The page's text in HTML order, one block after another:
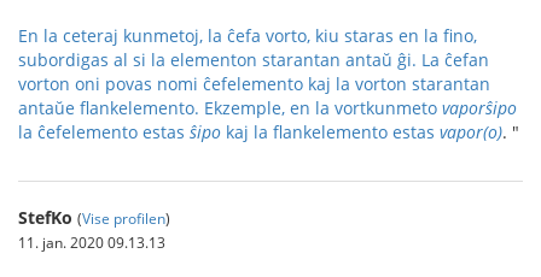
En la ceteraj kunmetoj, la ĉefa vorto, kiu staras en la fino,
subordigas al si la elementon starantan antaŭ ĝi. La ĉefan
vorton oni povas nomi ĉefelemento kaj la vorton starantan
antaŭe flankelemento. Ekzemple, en la vortkunmeto vaporŝipo
la ĉefelemento estas ŝipo kaj la flankelemento estas vapor(o). "
StefKo (Vise profilen)
11. jan. 2020 09.13.13